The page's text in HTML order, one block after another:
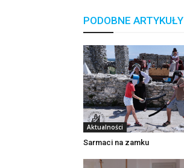
PODOBNE ARTYKUŁY
Aktualności
Sarmaci na zamku